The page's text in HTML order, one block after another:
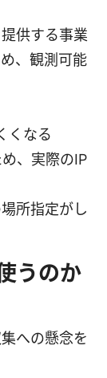
供する事業
、観測可能
くなる
、実際のIP
所指定がし
うのか
への懸念を